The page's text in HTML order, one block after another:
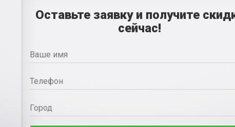
Оставьте заявку и получите
сейчас!